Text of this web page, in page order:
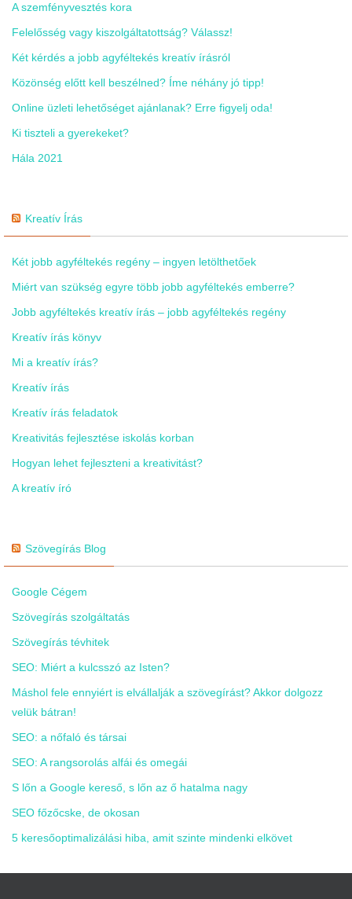
A szemfényvesztés kora
Felelősség vagy kiszolgáltatottság? Válassz!
Két kérdés a jobb agyféltekés kreatív írásról
Közönség előtt kell beszélned? Íme néhány jó tipp!
Online üzleti lehetőséget ajánlanak? Erre figyelj oda!
Ki tiszteli a gyerekeket?
Hála 2021
Kreatív Írás
Két jobb agyféltekés regény – ingyen letölthetőek
Miért van szükség egyre több jobb agyféltekés emberre?
Jobb agyféltekés kreatív írás – jobb agyféltekés regény
Kreatív írás könyv
Mi a kreatív írás?
Kreatív írás
Kreatív írás feladatok
Kreativitás fejlesztése iskolás korban
Hogyan lehet fejleszteni a kreativitást?
A kreatív író
Szövegírás Blog
Google Cégem
Szövegírás szolgáltatás
Szövegírás tévhitek
SEO: Miért a kulcsszó az Isten?
Máshol fele ennyiért is elvállalják a szövegírást? Akkor dolgozz
velük bátran!
SEO: a nőfaló és társai
SEO: A rangsorolás alfái és omegái
S lőn a Google kereső, s lőn az ő hatalma nagy
SEO főzőcske, de okosan
5 keresőoptimalizálási hiba, amit szinte mindenki elkövet